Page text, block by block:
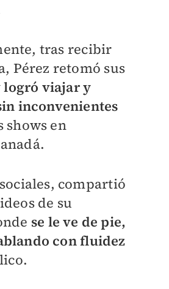
tras recibir
Pérez retomó sus
logró viajar y
inconvenientes
shows en
compartió
de su
se le ve de pie,
con fluidez